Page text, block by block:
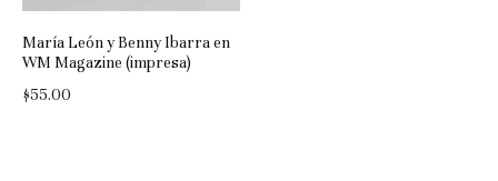
María León y Benny Ibarra en
WM Magazine (impresa)
$55.00